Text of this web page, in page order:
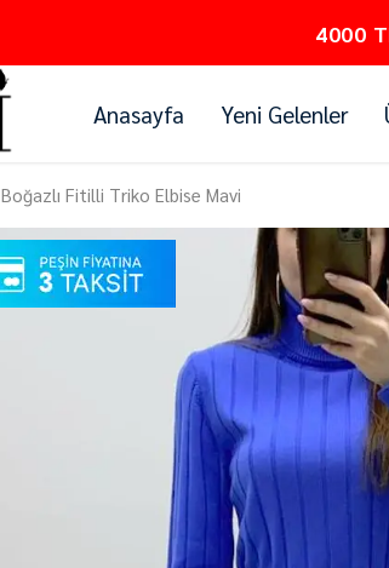
Anasayfa Yeni Gelenler
Boğazlı Fitilli Triko Elbise Mavi